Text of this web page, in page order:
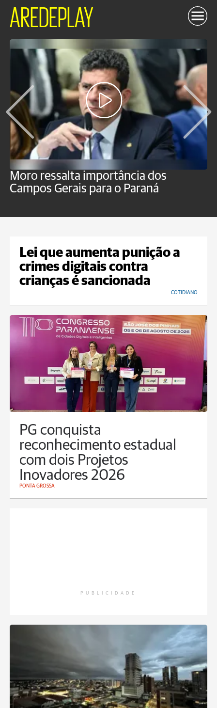
AREDEPLAY
Moro ressalta importância dos
Campos Gerais para o Paraná
Lei que aumenta punição a
crimes digitais contra
crianças é sancionada
COTIDIANO
PG conquista
reconhecimento estadual
com dois Projetos
Inovadores 2026
PONTA GROSSA
PUBLICIDADE